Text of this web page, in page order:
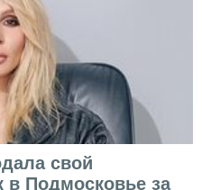
свой
в Подмосковье за